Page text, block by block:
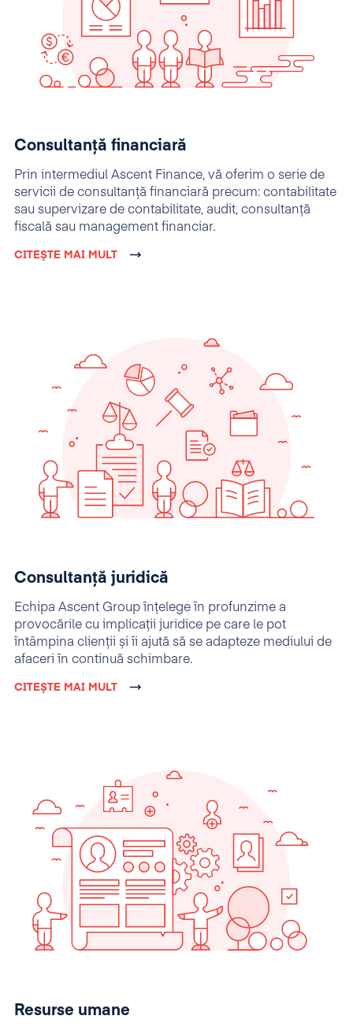
Consultanță financiară
Prin intermediul Ascent Finance, vă oferim o serie de
servicii de consultanță financiară precum: contabilitate
sau supervizare de contabilitate, audit, consultanță
fiscală sau management financiar.
CITEȘTE MAI MULT
Consultanță juridică
Echipa Ascent Group înțelege în profunzime a
provocările cu implicații juridice pe care le pot
întâmpina clienții și îi ajută să se adapteze mediului de
afaceri în continuă schimbare.
CITEȘTE MAI MULT
Resurse umane